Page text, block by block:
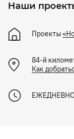
Наши
Проекты
84-й
Как